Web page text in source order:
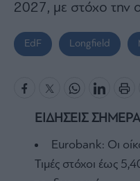
2027, με στόχο την
EdF Longfield
ΕΙΔΗΣΕΙΣ ΣΗΜΕΡΑ
Eurobank: Οι
Τιμές στόχοι έως